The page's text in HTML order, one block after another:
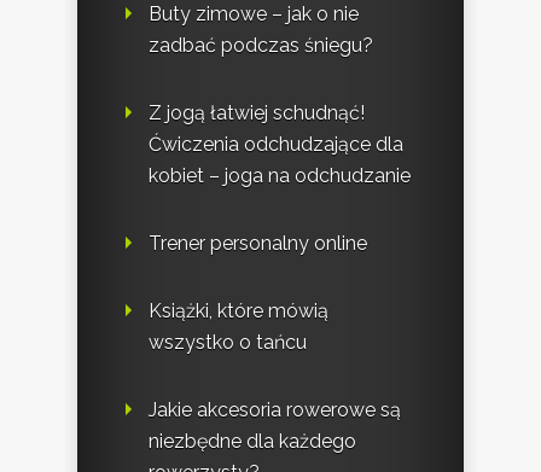
Buty zimowe – jak o nie
zadbać podczas śniegu?
Z jogą łatwiej schudnąć!
Ćwiczenia odchudzające dla
kobiet – joga na odchudzanie
Trener personalny online
Książki, które mówią
wszystko o tańcu
Jakie akcesoria rowerowe są
niezbędne dla każdego